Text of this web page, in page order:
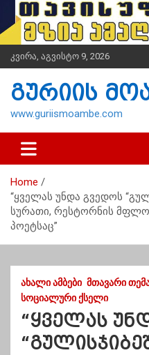
i
t
n
კვირა, აგვისტო 9, 2026
გურიის
www.guriismoambe.com
Home
“ყველას უნდა გვედოს
სურათი, რესტორნის
პოეტსაც”
ᲐᲮᲐᲚᲘ ᲐᲛᲑᲔᲑᲘ ᲛᲗᲐᲕᲐᲠᲘ
ᲡᲝᲪᲘᲐᲚᲣᲠᲘ ᲥᲡᲔᲚᲘ
“ყველას